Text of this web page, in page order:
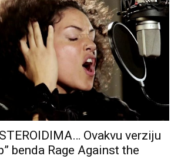
Ovakvu verziju
benda Rage Against the